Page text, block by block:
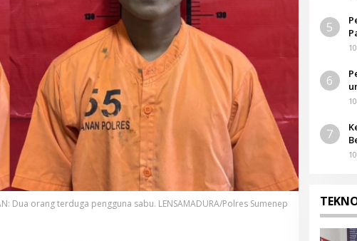
Dua orang terduga pengguna sabu. LENSAMADURA/Polres Sumenep
5
6
7